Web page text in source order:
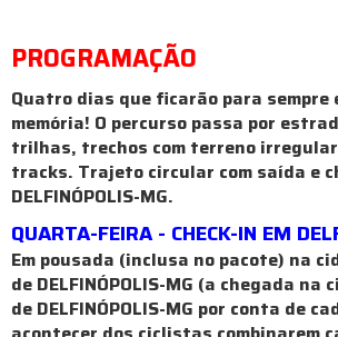
PROGRAMAÇÃO
Quatro dias que ficarão para sempre
memória! O percurso passa por
trilhas, trechos com terreno
tracks. Trajeto circular com saída e
DELFINÓPOLIS-MG.
QUARTA-FEIRA - CHECK-IN EM
Em pousada (inclusa no pacote) na
de DELFINÓPOLIS-MG (a chegada na
de DELFINÓPOLIS-MG por conta de